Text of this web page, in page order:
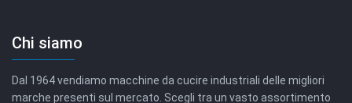
Chi siamo
Dal 1964 vendiamo macchine da cucire industriali delle migliori
marche presenti sul mercato. Scegli tra un vasto assortimento